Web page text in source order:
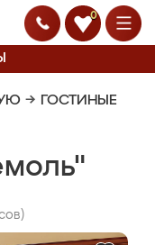
0
→ ГОСТИНЫЕ